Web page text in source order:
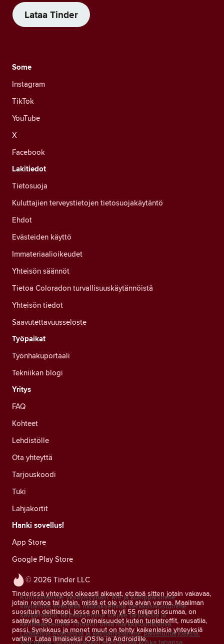
Lataa Tinder
© 2026 Tinder LLC
Tinderissä yhteydet oikeasti alkavat, etsitpä sitten jotain vakavaa,
jotain rentoa tai jotain, mistä et ole vielä aivan varma. Maailman
suosituin deittiappi, jossa on tehty yli 55 miljardi osumaa, on
saatavilla 190 maassa. Ominaisuudet kuten tuplatreffit, musatila,
passi, Synkkaus ja monet muut on tehty kaikenlaisia yhteyksiä
varten. Lataa ilmaiseksi iOS:lle ja Androidille.
Some
Instagram
TikTok
YouTube
X
Facebook
Lakitiedot
Tietosuoja
Kuluttajien terveystietojen tietosuojakäytäntö
Ehdot
Evästeiden käyttö
Immateriaalioikeudet
Yhteisön säännöt
Tietoa Coloradon turvallisuuskäytännöistä
Yhteisön tiedot
Saavutettavuusseloste
Työpaikat
Työnhakuportaali
Tekniikan blogi
Yritys
FAQ
Kohteet
Lehdistölle
Ota yhteyttä
Tarjouskoodi
Tuki
Lahjakortit
Hanki sovellus!
App Store
Google Play Store
Kunnioitamme yksityisyyttäsi. Me ja kumppanimme
käytämme evästeitä mitataksemme verkkosivustomme
kävijämääriä, tarjotaksemme sinulle tarjouksia ja
kehittääksemme Tinderin omia markkinointitoimia.
Lisätietoja evästeistä ja käyttämistämme palveluntarjoajista.
Voit perua suostumuksesi asetuksista koska tahansa.